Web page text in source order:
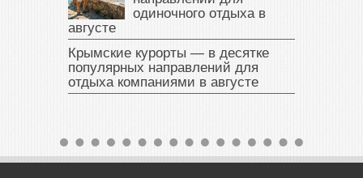
одиночного отдыха в
августе
Крымские курорты — в десятке
популярных направлений для
отдыха компаниями в августе